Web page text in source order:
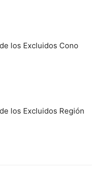
los Excluidos Cono
los Excluidos Región